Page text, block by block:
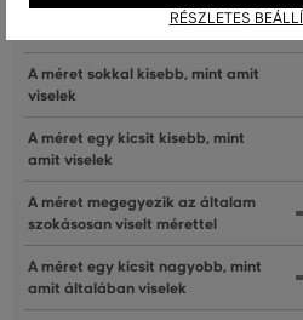
ÜGYFELEINKNEK ÁLTAL
A méret sokkal kisebb, mint amit
viselek
A méret egy kicsit kisebb, mint
amit viselek
A méret megegyezik az általam
szokásosan viselt mérettel
A méret egy kicsit nagyobb, mint
amit általában viselek
RÉSZLETES